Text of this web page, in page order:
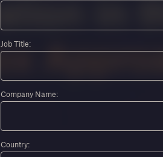
Job Title:
Company Name:
Country: